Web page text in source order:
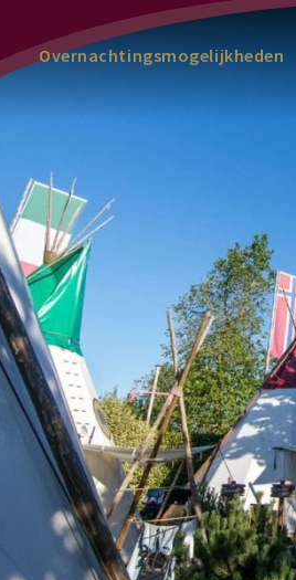
Overnachtingsmogelijkheden